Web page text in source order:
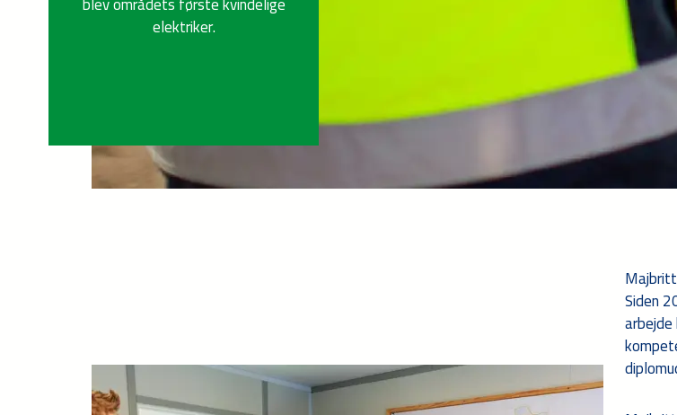
elektriker.
Siden